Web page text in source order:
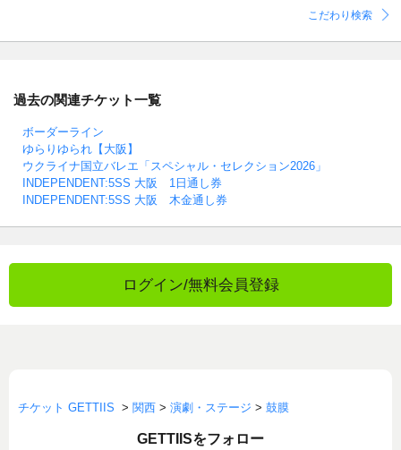
こだわり検索
過去の関連チケット一覧
ボーダーライン
ゆらりゆられ【大阪】
ウクライナ国立バレエ「スペシャル・セレクション2026」
INDEPENDENT:5SS 大阪 1日通し券
INDEPENDENT:5SS 大阪 木金通し券
ログイン/無料会員登録
チケット GETTIIS > 関西 > 演劇・ステージ > 鼓膜
GETTIISをフォロー